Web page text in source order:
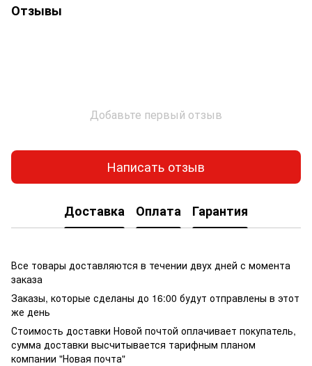
Отзывы
Добавьте первый отзыв
Написать отзыв
Доставка Оплата Гарантия
Все товары доставляются в течении двух дней с момента
заказа
Заказы, которые сделаны до 16:00 будут отправлены в этот
же день
Стоимость доставки Новой почтой оплачивает покупатель,
сумма доставки высчитывается тарифным планом
компании "Новая почта"